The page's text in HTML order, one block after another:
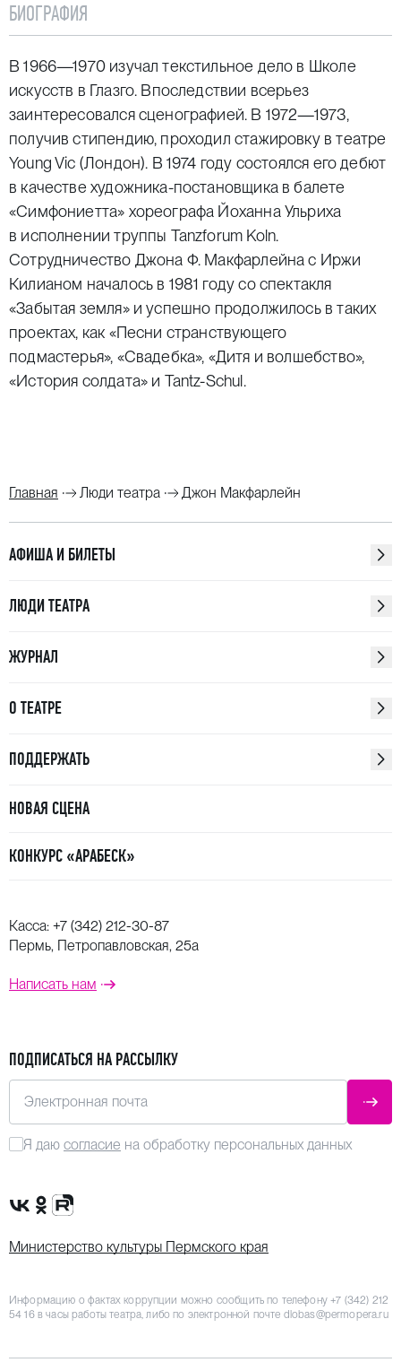
БИОГРАФИЯ
В 1966—1970 изучал текстильное дело в Школе
искусств в Глазго. Впоследствии всерьез
заинтересовался сценографией. В 1972—1973,
получив стипендию, проходил стажировку в театре
Young Vic (Лондон). В 1974 году состоялся его дебют
в качестве художника-постановщика в балете
«Симфониетта» хореографа Йоханна Ульриха
в исполнении труппы Tanzforum Koln.
Сотрудничество Джона Ф. Макфарлейна с Иржи
Килианом началось в 1981 году со спектакля
«Забытая земля» и успешно продолжилось в таких
проектах, как «Песни странствующего
подмастерья», «Свадебка», «Дитя и волшебство»,
«История солдата» и Tantz-Schul.
Главная Люди театра Джон Макфарлейн
АФИША И БИЛЕТЫ
ЛЮДИ ТЕАТРА
ЖУРНАЛ
О ТЕАТРЕ
ПОДДЕРЖАТЬ
НОВАЯ СЦЕНА
КОНКУРС «АРАБЕСК»
Касса: +7 (342) 212-30-87
Пермь, Петропавловская, 25а
Написать нам
ПОДПИСАТЬСЯ НА РАССЫЛКУ
Электронная почта
Я даю согласие на обработку персональных данных
Сообщество VK
Группа в одноклассниках
Канал Rutube
Министерство культуры Пермского края
Информацию о фактах коррупции можно сообщить по телефону+7 (342) 212
54 16в часы работы театра, либо по электронной почте dlobas@permopera.ru